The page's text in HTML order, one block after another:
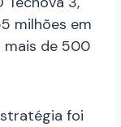
milhões em
mais de 500
foi